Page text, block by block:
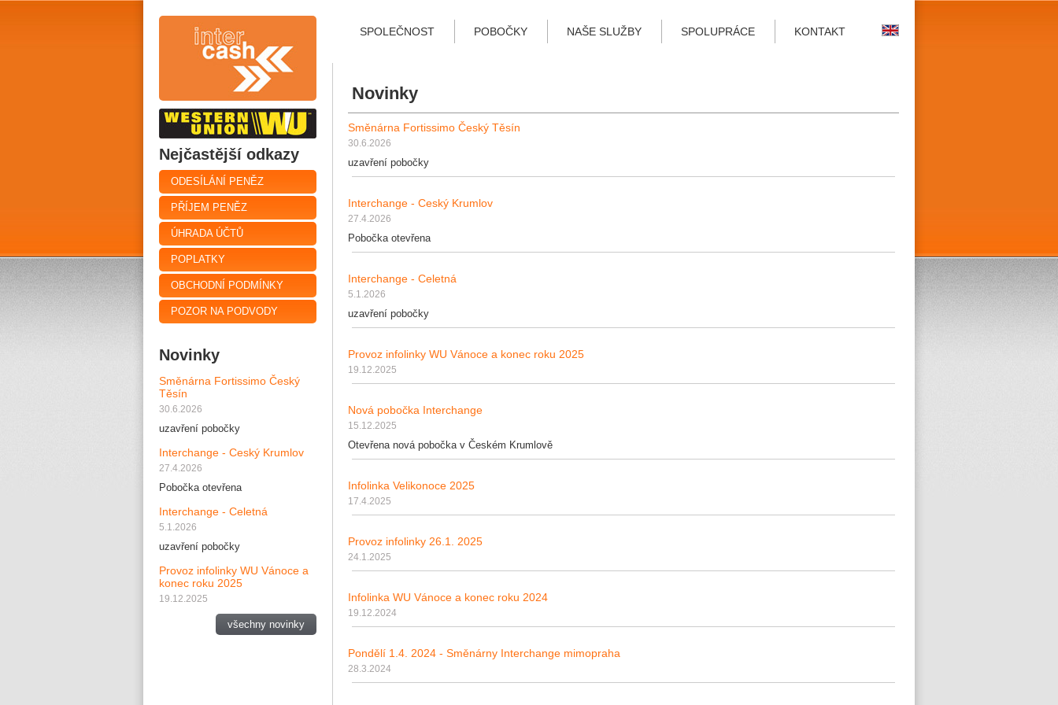
SPOLEČNOST POBOČKY NAŠE SLUŽBY SPOLUPRÁCE KONTAKT
Nejčastější odkazy
ODESÍLÁNÍ PENĚZ
PŘÍJEM PENĚZ
ÚHRADA ÚČTŮ
POPLATKY
OBCHODNÍ PODMÍNKY
POZOR NA PODVODY
Novinky
Směnárna Fortissimo Český
Těsín
30.6.2026
uzavření pobočky
Interchange - Ceský Krumlov
27.4.2026
Pobočka otevřena
Interchange - Celetná
5.1.2026
uzavření pobočky
Provoz infolinky WU Vánoce a
konec roku 2025
19.12.2025
všechny novinky
Novinky
Směnárna Fortissimo Český Těsín
30.6.2026
uzavření pobočky
Interchange - Ceský Krumlov
27.4.2026
Pobočka otevřena
Interchange - Celetná
5.1.2026
uzavření pobočky
Provoz infolinky WU Vánoce a konec roku 2025
19.12.2025
Nová pobočka Interchange
15.12.2025
Otevřena nová pobočka v Českém Krumlově
Infolinka Velikonoce 2025
17.4.2025
Provoz infolinky 26.1. 2025
24.1.2025
Infolinka WU Vánoce a konec roku 2024
19.12.2024
Pondělí 1.4. 2024 - Směnárny Interchange mimopraha
28.3.2024